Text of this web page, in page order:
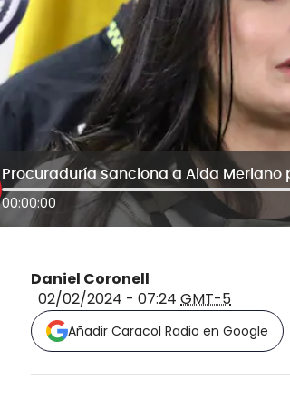
00:00:00
Daniel Coronell
02/02/2024 - 07:24 GMT-5
Añadir Caracol Radio en Google